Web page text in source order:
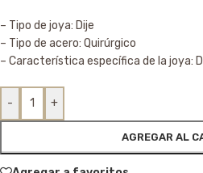
– Tipo de joya: Dije
– Tipo de acero: Quirúrgico
– Característica específica de la joya:
- +
AGREGAR AL